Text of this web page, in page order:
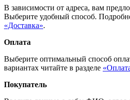
В зависимости от адреса, вам
Выберите удобный способ.
«Доставка».
Оплата
Выберите оптимальный способ
вариантах читайте в разделе
Покупатель